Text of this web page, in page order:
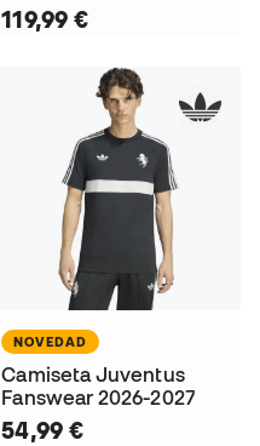
119,99 €
NOVEDAD
Camiseta Juventus
Fanswear 2026-2027
54,99 €